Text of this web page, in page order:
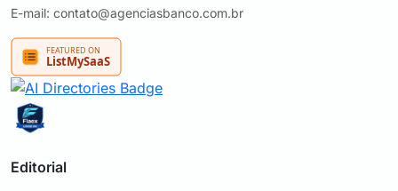
E-mail: contato@agenciasbanco.com.br
Editorial